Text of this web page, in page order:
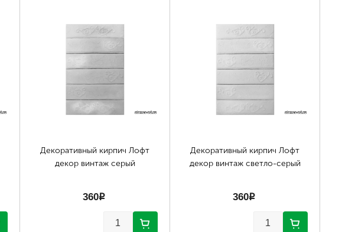
Декоративный кирпич Лофт
декор винтаж серый
360p
Декоративный кирпич Лофт
декор винтаж светло-серый
360p